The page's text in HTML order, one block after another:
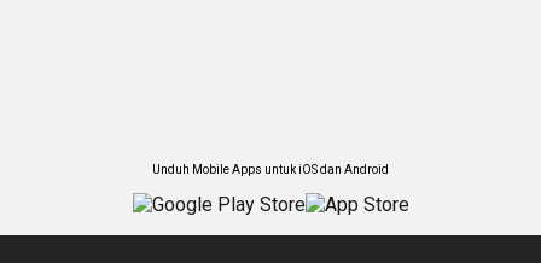
Unduh Mobile Apps untuk iOS dan Android